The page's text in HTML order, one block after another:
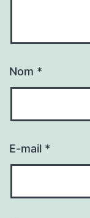
Nom *
E-mail *